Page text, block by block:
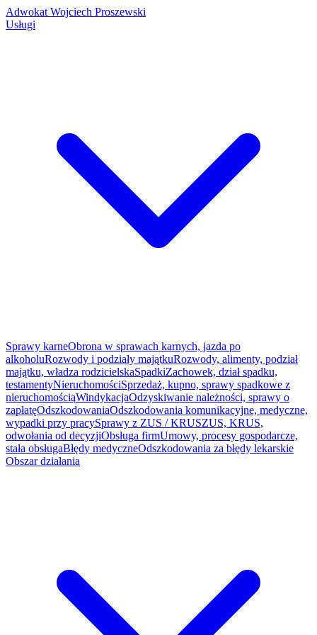
Adwokat Wojciech Proszewski
Usługi
Sprawy karneObrona w sprawach karnych, jazda po
alkoholuRozwody i podziały majątkuRozwody, alimenty, podział
majątku, władza rodzicielskaSpadkiZachowek, dział spadku,
testamentyNieruchomościSprzedaż, kupno, sprawy spadkowe z
nieruchomościąWindykacjaOdzyskiwanie należności, sprawy o
zapłatęOdszkodowaniaOdszkodowania komunikacyjne, medyczne,
wypadki przy pracySprawy z ZUS / KRUSZUS, KRUS,
odwołania od decyzjiObsługa firmUmowy, procesy gospodarcze,
stała obsługaBłędy medyczneOdszkodowania za błędy lekarskie
Obszar działania